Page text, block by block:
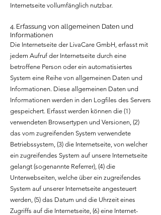
Internetseite vollumfänglich nutzbar.
4. Erfassung von allgemeinen Daten und
Informationen
Die Internetseite der LivaCare GmbH, erfasst mit
jedem Aufruf der Internetseite durch eine
betroffene Person oder ein automatisiertes
System eine Reihe von allgemeinen Daten und
Informationen. Diese allgemeinen Daten und
Informationen werden in den Logfiles des Servers
gespeichert. Erfasst werden können die (1)
verwendeten Browsertypen und Versionen, (2)
das vom zugreifenden System verwendete
Betriebssystem, (3) die Internetseite, von welcher
ein zugreifendes System auf unsere Internetseite
gelangt (sogenannte Referrer), (4) die
Unterwebseiten, welche über ein zugreifendes
System auf unserer Internetseite angesteuert
werden, (5) das Datum und die Uhrzeit eines
Zugriffs auf die Internetseite, (6) eine Internet-